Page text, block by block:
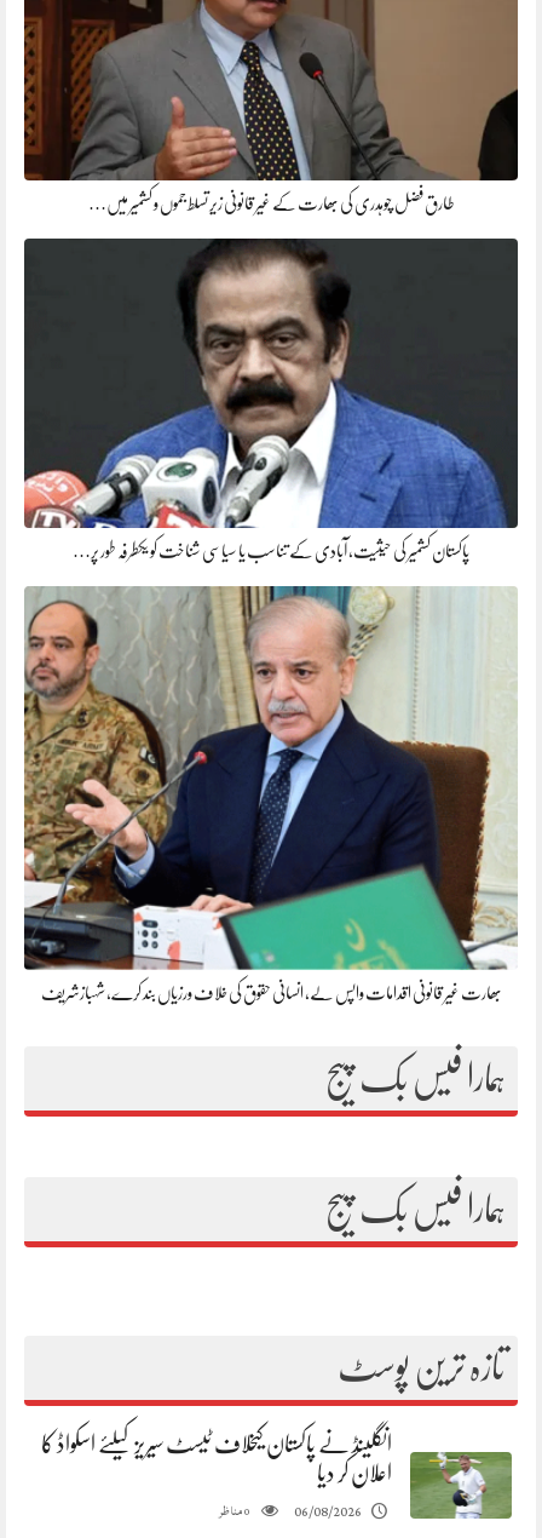
طارق فضل چوہدری کی بھارت کے غیر قانونی زیر تسلط جموں و کشمیر میں…
پاکستان کشمیر کی حیثیت، آبادی کے تناسب یا سیاسی شناخت کو یکطرفہ طور پر…
بھارت غیر قانونی اقدامات واپس لے، انسانی حقوق کی خلاف ورزیاں بند کرے، شہبازشریف
ہمارا فیس بک پیج
ہمارا فیس بک پیج
تازہ ترین پوسٹ
انگلینڈ نے پاکستان کیخلاف ٹیسٹ سیریز کیلئے اسکواڈ کا
اعلان کر دیا
06/08/2026
0مناظر